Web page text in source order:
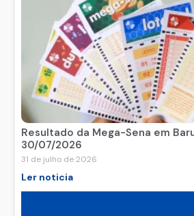
Ler noticia
Resultado da Mega-Sena em
30/07/2026